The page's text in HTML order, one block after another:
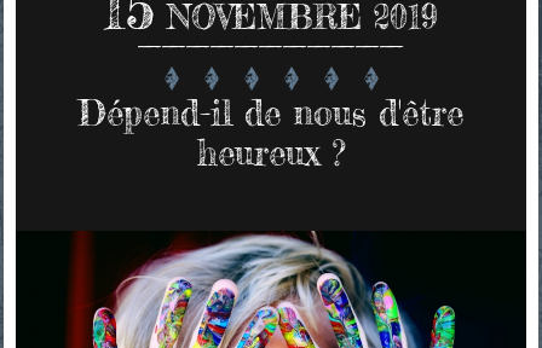
NOVEMBRE 2019
Dépend-il de nous d'être
heureux ?